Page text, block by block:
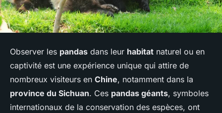
Observer les pandas dans leur habitat naturel ou en
captivité est une expérience unique qui attire de
nombreux visiteurs en Chine, notamment dans la
province du Sichuan. Ces pandas géants, symboles
internationaux de la conservation des espèces, ont